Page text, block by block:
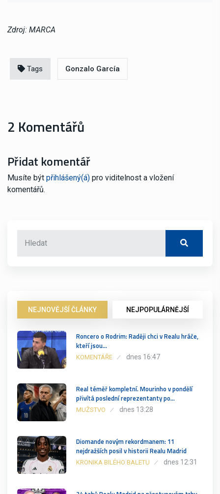
Zdroj: MARCA
Tags Gonzalo García
2 Komentářů
Přidat komentář
Musíte být přihlášený(á) pro viditelnost a vložení
komentářů.
NEJNOVĚJŠÍ ČLÁNKY NEJPOPULÁRNĚJŠÍ
Roncero o Rodrim: Raději chci v Realu hráče,
kteří jsou…
KOMENTÁŘE dnes 16:47
Real téměř kompletní. Mourinho v pondělí
přivítá poslední reprezentanty po…
MUŽSTVO dnes 13:28
Diomande novým rekordmanem: 11
nejdražších posil v historii Realu Madrid
KRONIKA BILÉHO BALETU dnes 12:31